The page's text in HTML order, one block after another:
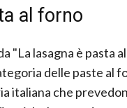
al forno
"La lasagna è pasta
delle paste al
italiana che